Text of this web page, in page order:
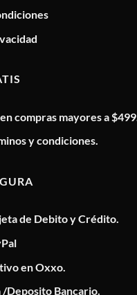
compras mayores a $499.
y condiciones.
de Debito y Crédito.
en Oxxo.
Deposito Bancario.